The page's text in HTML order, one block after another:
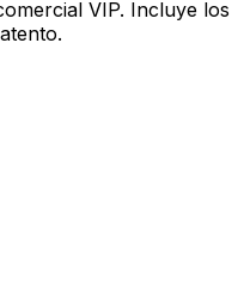
VIP. Incluye los